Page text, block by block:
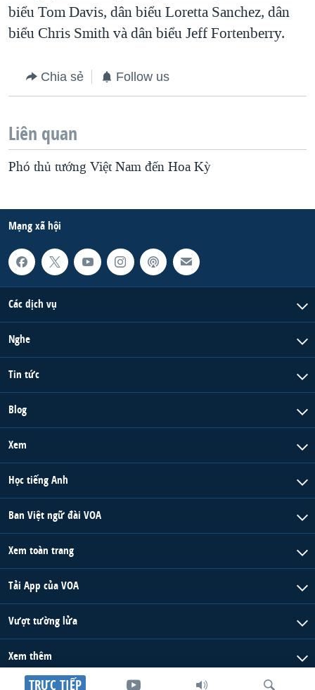
TRỰC TIẾP
biểu Tom Davis, dân biểu Loretta Sanchez, dân
biểu Chris Smith và dân biểu Jeff Fortenberry.
Chia sẻ Follow us
Liên quan
Phó thủ tướng Việt Nam đến Hoa Kỳ
Mạng xã hội
Các dịch vụ
Nghe
Tin tức
Blog
Xem
Học tiếng Anh
Ban Việt ngữ đài VOA
Xem toàn trang
Tải App của VOA
Vượt tường lửa
Xem thêm